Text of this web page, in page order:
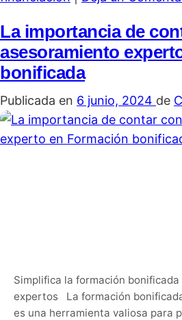
La importancia de
asesoramiento
bonificada
Publicada en 6 junio, 2024 de
Simplifica la formación bonificada
expertos La formación
es una herramienta valiosa para